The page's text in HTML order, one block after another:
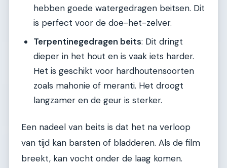
hebben goede watergedragen beitsen. Dit
is perfect voor de doe-het-zelver.
Terpentinegedragen beits: Dit dringt
dieper in het hout en is vaak iets harder.
Het is geschikt voor hardhoutensoorten
zoals mahonie of meranti. Het droogt
langzamer en de geur is sterker.
Een nadeel van beits is dat het na verloop
van tijd kan barsten of bladderen. Als de film
breekt, kan vocht onder de laag komen.